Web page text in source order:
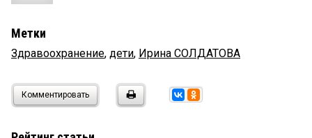
Метки
Здравоохранение, дети, Ирина СОЛДАТОВА
Комментировать